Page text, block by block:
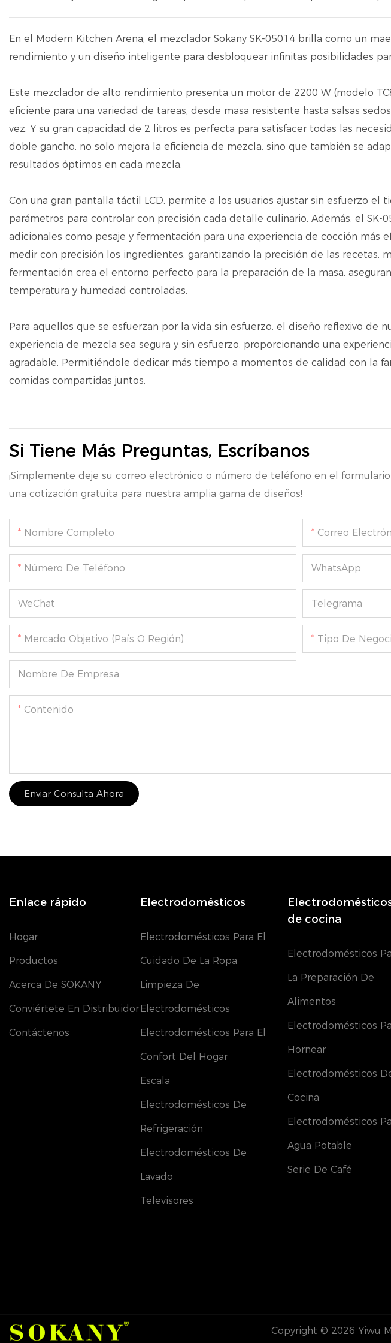
En el Modern Kitchen Arena, el mezclador Sokany SK-05014 brilla como un
rendimiento y un diseño inteligente para desbloquear infinitas posibilidades
Este mezclador de alto rendimiento presenta un motor de 2200 W (modelo
eficiente para una variedad de tareas, desde masa resistente hasta salsas
vez. Y su gran capacidad de 2 litros es perfecta para satisfacer todas las
doble gancho, no solo mejora la eficiencia de mezcla, sino que también se
resultados óptimos en cada mezcla.
Con una gran pantalla táctil LCD, permite a los usuarios ajustar sin esfuerzo el
parámetros para controlar con precisión cada detalle culinario. Además, el SK-
adicionales como pesaje y fermentación para una experiencia de cocción más
medir con precisión los ingredientes, garantizando la precisión de las recetas,
fermentación crea el entorno perfecto para la preparación de la masa,
temperatura y humedad controladas.
Para aquellos que se esfuerzan por la vida sin esfuerzo, el diseño reflexivo de
experiencia de mezcla sea segura y sin esfuerzo, proporcionando una
agradable. Permitiéndole dedicar más tiempo a momentos de calidad con la
comidas compartidas juntos.
Si Tiene Más Preguntas, Escríbanos
¡Simplemente deje su correo electrónico o número de teléfono en el
una cotización gratuita para nuestra amplia gama de diseños!
Nombre Completo Correo
Número De Teléfono WhatsApp
WeChat Telegrama
Mercado Objetivo (país O Región) Tipo De
Nombre De Empresa
Contenido
Enviar Consulta Ahora
Enlace rápido
Hogar
Productos
Acerca De SOKANY
Conviértete En Distribuidor
Contáctenos
Electrodomésticos
Electrodomésticos Para El
Cuidado De La Ropa
Limpieza De
Electrodomésticos
Electrodomésticos Para El
Confort Del Hogar
Escala
Electrodomésticos De
Refrigeración
Electrodomésticos De
Lavado
Televisores
de cocina
Electrodomésticos
La Preparación De
Alimentos
Electrodomésticos
Hornear
Electrodomésticos
Cocina
Electrodomésticos
Agua Potable
Serie De Café
Copyright © 2026 Yiwu